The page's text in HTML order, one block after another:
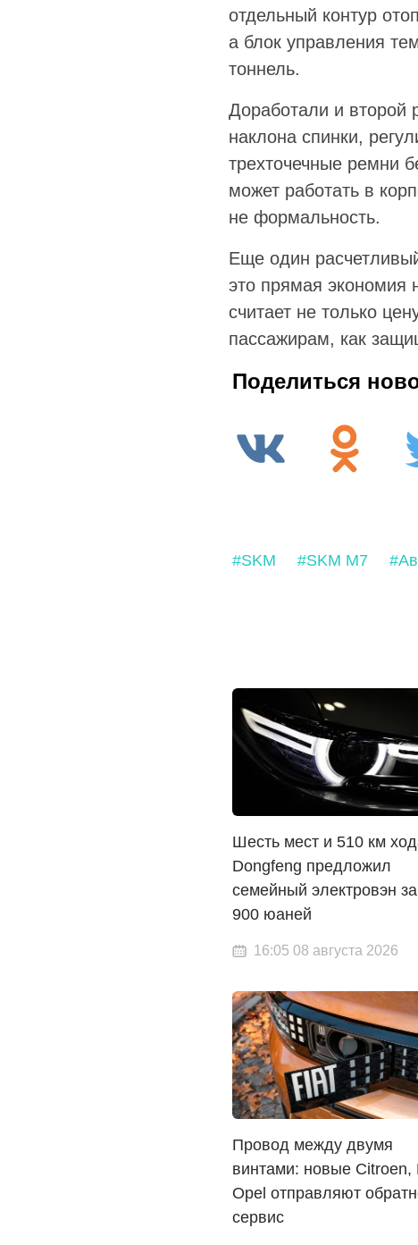
отдельный контур
а блок управления
тоннель.
Доработали и второй
наклона спинки,
трехточечные ремни
может работать в
не формальность.
Еще один
это прямая экономия
считает не только
пассажирам, как
Поделиться
#SKM #SKM M7
Шесть мест и 510 км
Dongfeng предложил
семейный электровэн
900 юаней
16:05 08 августа 2026
Провод между двумя
винтами: новые Citroen,
Opel отправляют
сервис